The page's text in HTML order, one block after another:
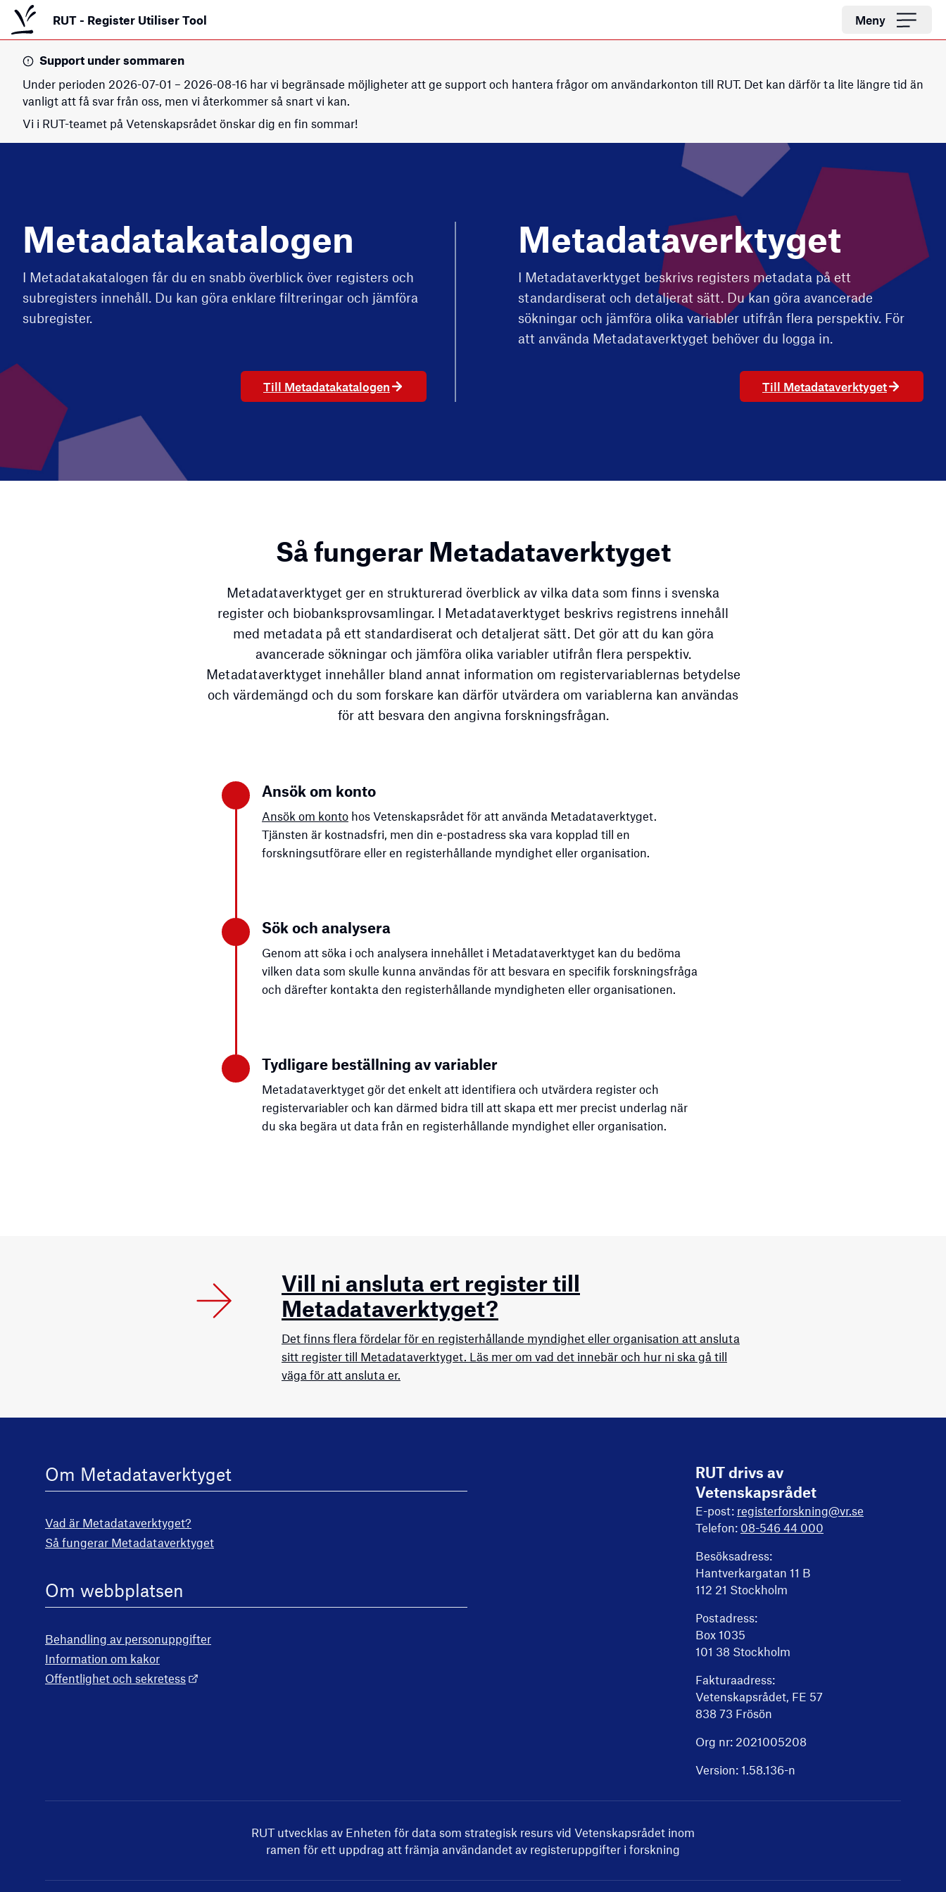
RUT - Register Utiliser Tool Meny
Support under sommaren
Under perioden 2026-07-01 – 2026-08-16 har vi begränsade möjligheter att ge support och hantera frågor om användarkonton till RUT. Det kan därför ta lite längre tid än
vanligt att få svar från oss, men vi återkommer så snart vi kan.
Vi i RUT-teamet på Vetenskapsrådet önskar dig en fin sommar!
Meta­data­katalogen
I Metadatakatalogen får du en snabb överblick över registers och
subregisters innehåll. Du kan göra enklare filtreringar och jämföra
subregister.
Till Metadatakatalogen
Meta­data­verktyget
I Metadataverktyget beskrivs registers metadata på ett
standardiserat och detaljerat sätt. Du kan göra avancerade
sökningar och jämföra olika variabler utifrån flera perspektiv. För
att använda Metadataverktyget behöver du logga in.
Till Metadataverktyget
Så fungerar Metadataverktyget
Metadataverktyget ger en strukturerad överblick av vilka data som finns i svenska
register och biobanksprovsamlingar. I Metadataverktyget beskrivs registrens innehåll
med metadata på ett standardiserat och detaljerat sätt. Det gör att du kan göra
avancerade sökningar och jämföra olika variabler utifrån flera perspektiv.
Metadataverktyget innehåller bland annat information om registervariablernas betydelse
och värdemängd och du som forskare kan därför utvärdera om variablerna kan användas
för att besvara den angivna forskningsfrågan.
Ansök om konto
Ansök om konto hos Vetenskapsrådet för att använda Metadataverktyget.
Tjänsten är kostnadsfri, men din e-postadress ska vara kopplad till en
forskningsutförare eller en registerhållande myndighet eller organisation.
Sök och analysera
Genom att söka i och analysera innehållet i Metadataverktyget kan du bedöma
vilken data som skulle kunna användas för att besvara en specifik forskningsfråga
och därefter kontakta den registerhållande myndigheten eller organisationen.
Tydligare beställning av variabler
Metadataverktyget gör det enkelt att identifiera och utvärdera register och
registervariabler och kan därmed bidra till att skapa ett mer precist underlag när
du ska begära ut data från en registerhållande myndighet eller organisation.
Vill ni ansluta ert register till
Metadataverktyget?
Det finns flera fördelar för en registerhållande myndighet eller organisation att ansluta
sitt register till Metadataverktyget. Läs mer om vad det innebär och hur ni ska gå till
väga för att ansluta er.
Om Metadataverktyget
Vad är Metadataverktyget?
Så fungerar Metadataverktyget
Om webbplatsen
Behandling av personuppgifter
Information om kakor
Offentlighet och sekretess
RUT drivs av
Vetenskapsrådet
E-post: registerforskning@vr.se
Telefon: 08-546 44 000
Besöksadress:
Hantverkargatan 11 B
112 21 Stockholm
Postadress:
Box 1035
101 38 Stockholm
Fakturaadress:
Vetenskapsrådet, FE 57
838 73 Frösön
Org nr: 2021005208
Version: 1.58.136-n
RUT utvecklas av Enheten för data som strategisk resurs vid Vetenskapsrådet inom
ramen för ett uppdrag att främja användandet av registeruppgifter i forskning